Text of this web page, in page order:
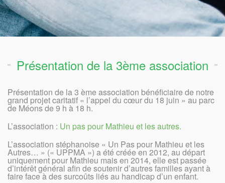
Présentation de la 3ème association
Présentation de la 3 ème association bénéficiaire de notre
grand projet caritatif « l’appel du cœur du 18 juin » au parc
de Méons de 9 h à 18 h.
L’association : Un pas pour Mathieu et les autres.
L’association stéphanoise « Un Pas pour Mathieu et les
Autres… » (« UPPMA ») a été créée en 2012, au départ
uniquement pour Mathieu mais en 2014, elle est passée
d’intérêt général afin de soutenir d’autres familles ayant à
faire face à des surcoûts liés au handicap d’un enfant.